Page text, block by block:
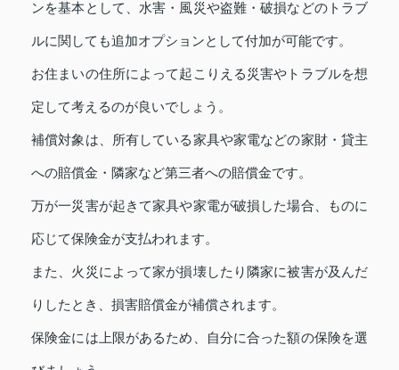
ンを基本として、水害・風災や盗難・破損などのトラブ
ルに関しても追加オプションとして付加が可能です。
お住まいの住所によって起こりえる災害やトラブルを想
定して考えるのが良いでしょう。
補償対象は、所有している家具や家電などの家財・貸主
への賠償金・隣家など第三者への賠償金です。
万が一災害が起きて家具や家電が破損した場合、ものに
応じて保険金が支払われます。
また、火災によって家が損壊したり隣家に被害が及んだ
りしたとき、損害賠償金が補償されます。
保険金には上限があるため、自分に合った額の保険を選